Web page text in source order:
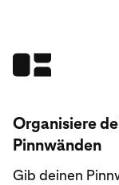
Organisiere
Pinnwänden
Gib deinen